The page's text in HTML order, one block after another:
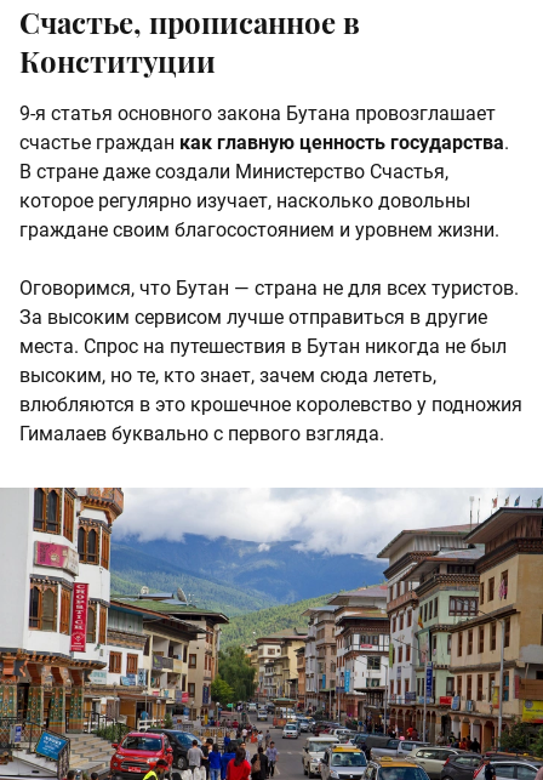
Счастье, прописанное в
Конституции
9-я статья основного закона Бутана провозглашает
счастье граждан как главную ценность государства.
В стране даже создали Министерство Счастья,
которое регулярно изучает, насколько довольны
граждане своим благосостоянием и уровнем жизни.
Оговоримся, что Бутан — страна не для всех туристов.
За высоким сервисом лучше отправиться в другие
места. Спрос на путешествия в Бутан никогда не был
высоким, но те, кто знает, зачем сюда лететь,
влюбляются в это крошечное королевство у подножия
Гималаев буквально с первого взгляда.